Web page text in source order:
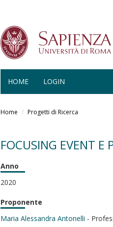
HOME LOGIN
Home Progetti di Ricerca
FOCUSING EVENT E
Anno
2020
Proponente
Maria Alessandra Antonelli -